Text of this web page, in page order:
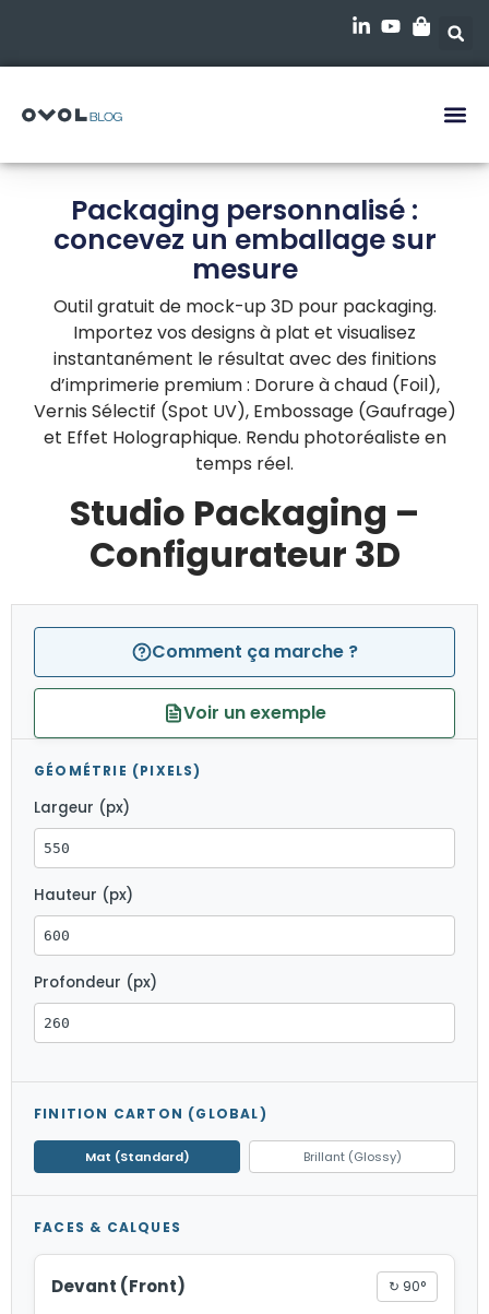
Packaging personnalisé :
concevez un emballage sur
mesure
Outil gratuit de mock-up 3D pour packaging.
Importez vos designs à plat et visualisez
instantanément le résultat avec des finitions
d’imprimerie premium : Dorure à chaud (Foil),
Vernis Sélectif (Spot UV), Embossage (Gaufrage)
et Effet Holographique. Rendu photoréaliste en
temps réel.
Studio Packaging –
Configurateur 3D
Comment ça marche ?
Voir un exemple
GÉOMÉTRIE (PIXELS)
Largeur (px)
Hauteur (px)
Profondeur (px)
FINITION CARTON (GLOBAL)
Mat (Standard) Brillant (Glossy)
FACES & CALQUES
Devant (Front) ↻ 90°